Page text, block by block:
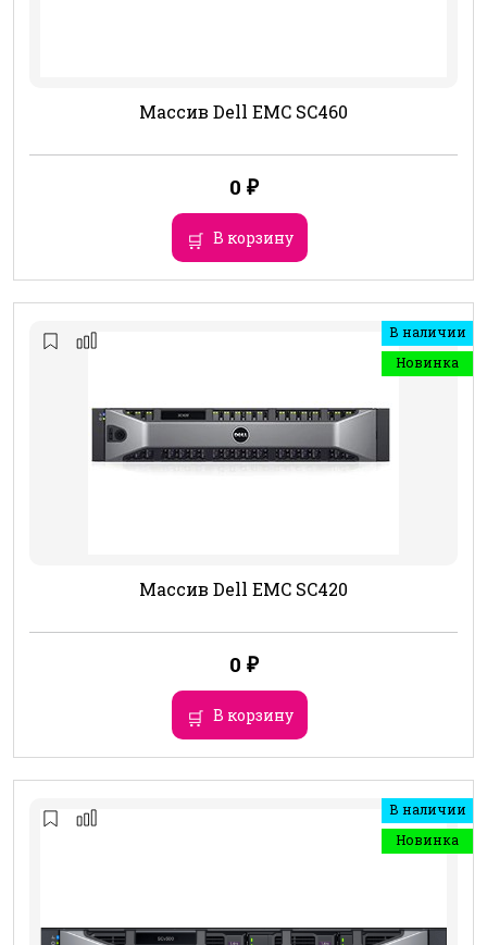
Массив Dell EMC SC460
0 ₽
В корзину
В наличии
Новинка
Массив Dell EMC SC420
0 ₽
В корзину
В наличии
Новинка